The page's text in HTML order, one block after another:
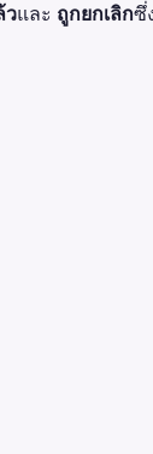
วและ ถูกยกเลิกซึ่